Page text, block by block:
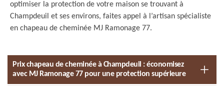
optimiser la protection de votre maison se trouvant à
Champdeuil et ses environs, faites appel à l’artisan spécialiste
en chapeau de cheminée MJ Ramonage 77.
Prix chapeau de cheminée à Champdeuil : économisez
avec MJ Ramonage 77 pour une protection supérieure